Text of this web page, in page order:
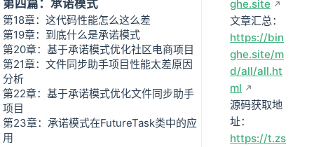
第四篇：承诺模式
第18章：这代码性能怎么这么差
第19章：到底什么是承诺模式
第20章：基于承诺模式优化社区电商项目
第21章：文件同步助手项目性能太差原因
分析
第22章：基于承诺模式优化文件同步助手
项目
第23章：承诺模式在FutureTask类中的应
用
ghe.site
文章汇总：
https://bin
ghe.site/m
d/all/all.ht
ml
源码获取地
址：
https://t.zs